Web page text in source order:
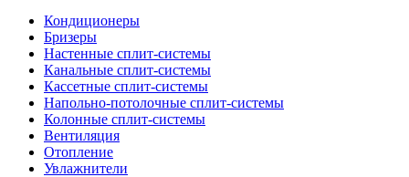
Кондиционеры
Бризеры
Настенные сплит-системы
Канальные сплит-системы
Кассетные сплит-системы
Напольно-потолочные сплит-системы
Колонные сплит-системы
Вентиляция
Отопление
Увлажнители